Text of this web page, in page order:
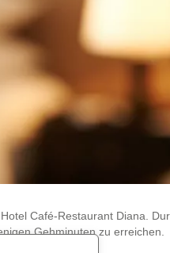
Café-Restaurant Diana.
Gehminuten zu erreichen.